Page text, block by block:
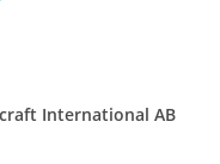
International AB